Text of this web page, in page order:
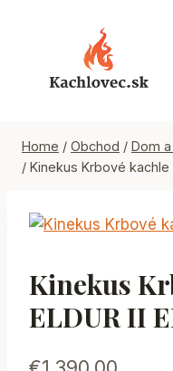
Home / Obchod / Dom
/ Kinekus Krbové kachle
Kinekus
ELDUR II